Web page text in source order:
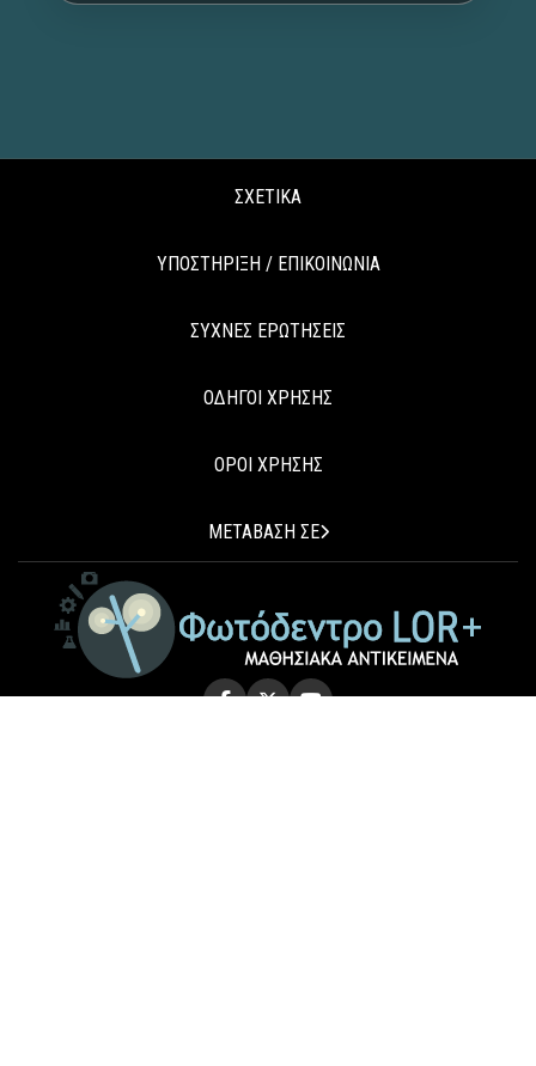
ΣΧΕΤΙΚΑ
ΥΠΟΣΤΗΡΙΞΗ / ΕΠΙΚΟΙΝΩΝΙΑ
ΣΥΧΝΕΣ ΕΡΩΤΗΣΕΙΣ
ΟΔΗΓΟΙ ΧΡΗΣΗΣ
ΟΡΟΙ ΧΡΗΣΗΣ
ΜΕΤΑΒΑΣΗ ΣΕ